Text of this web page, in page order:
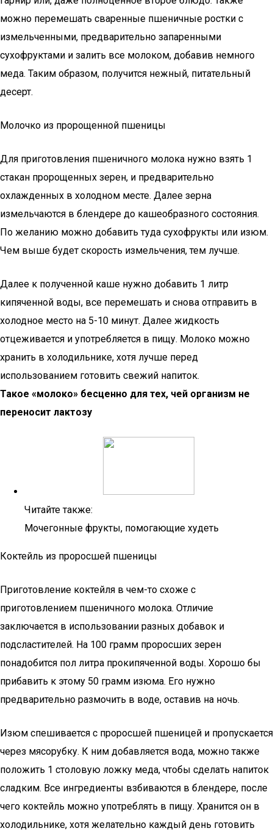
можно перемешать сваренные пшеничные ростки с
измельченными, предварительно запаренными
сухофруктами и залить все молоком, добавив немного
меда. Таким образом, получится нежный, питательный
десерт.
Молочко из пророщенной пшеницы
Для приготовления пшеничного молока нужно взять 1
стакан пророщенных зерен, и предварительно
охлажденных в холодном месте. Далее зерна
измельчаются в блендере до кашеобразного состояния.
По желанию можно добавить туда сухофрукты или изюм.
Чем выше будет скорость измельчения, тем лучше.
Далее к полученной каше нужно добавить 1 литр
кипяченной воды, все перемешать и снова отправить в
холодное место на 5-10 минут. Далее жидкость
отцеживается и употребляется в пищу. Молоко можно
хранить в холодильнике, хотя лучше перед
использованием готовить свежий напиток.
Такое «молоко» бесценно для тех, чей организм не
переносит лактозу
Читайте также:
Мочегонные фрукты, помогающие худеть
Коктейль из проросшей пшеницы
Приготовление коктейля в чем-то схоже с
приготовлением пшеничного молока. Отличие
заключается в использовании разных добавок и
подсластителей. На 100 грамм проросших зерен
понадобится пол литра прокипяченной воды. Хорошо бы
прибавить к этому 50 грамм изюма. Его нужно
предварительно размочить в воде, оставив на ночь.
Изюм спешивается с проросшей пшеницей и пропускается
через мясорубку. К ним добавляется вода, можно также
положить 1 столовую ложку меда, чтобы сделать напиток
сладким. Все ингредиенты взбиваются в блендере, после
чего коктейль можно употреблять в пищу. Хранится он в
холодильнике, хотя желательно каждый день готовить